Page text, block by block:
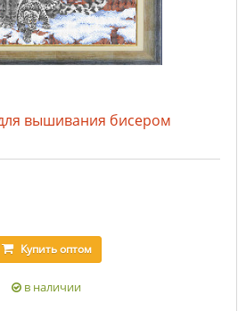
вышивания бисером
Купитьоптом
в наличии